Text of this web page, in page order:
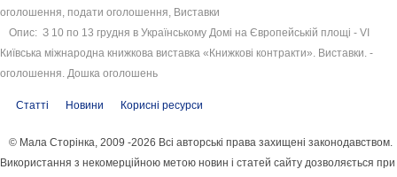
оголошення, подати оголошення, Виставки
Опис: З 10 по 13 грудня в Українському Домі на Європейській площі - VI
Київська міжнародна книжкова виставка «Книжкові контракти». Виставки. -
оголошення. Дошка оголошень
Статті Новини Корисні ресурси
© Мала Сторінка, 2009 -2026 Всі авторські права захищені законодавством.
Використання з некомерційною метою новин і статей сайту дозволяється при